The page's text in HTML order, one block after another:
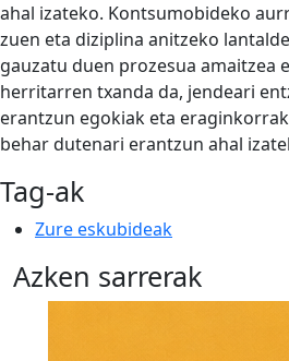
ahal izateko. Kontsumobideko
zuen eta diziplina anitzeko
gauzatu duen prozesua amaitzea
herritarren txanda da, jendeari
erantzun egokiak eta
behar dutenari erantzun ahal
Tag-ak
Zure eskubideak
Azken sarrerak